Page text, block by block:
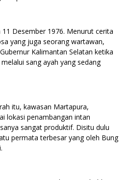
11 Desember 1976. Menurut cerita
yang juga seorang wartawan,
Kalimantan Selatan ketika
sang ayah yang sedang
itu, kawasan Martapura,
lokasi penambangan intan
sangat produktif. Disitu dulu
permata terbesar yang oleh Bung